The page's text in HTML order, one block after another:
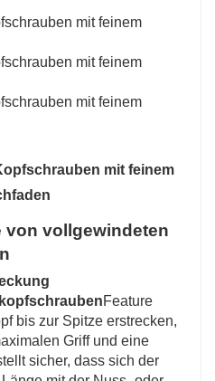
von vollgewindeten
Feature
bis zur Spitze erstrecken,
Griff und eine
sicher, dass sich der